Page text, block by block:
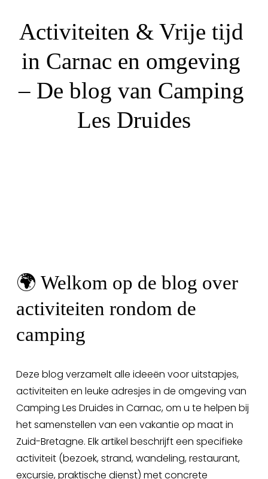
Activiteiten & Vrije tijd
in Carnac en omgeving
– De blog van Camping
Les Druides
🌍 Welkom op de blog over
activiteiten rondom de
camping
Deze blog verzamelt alle ideeën voor uitstapjes,
activiteiten en leuke adresjes in de omgeving van
Camping Les Druides in Carnac, om u te helpen bij
het samenstellen van een vakantie op maat in
Zuid-Bretagne. Elk artikel beschrijft een specifieke
activiteit (bezoek, strand, wandeling, restaurant,
excursie, praktische dienst) met concrete